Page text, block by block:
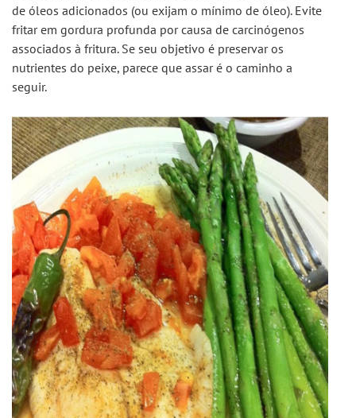
de óleos adicionados (ou exijam o mínimo de óleo). Evite
fritar em gordura profunda por causa de carcinógenos
associados à fritura. Se seu objetivo é preservar os
nutrientes do peixe, parece que assar é o caminho a
seguir.